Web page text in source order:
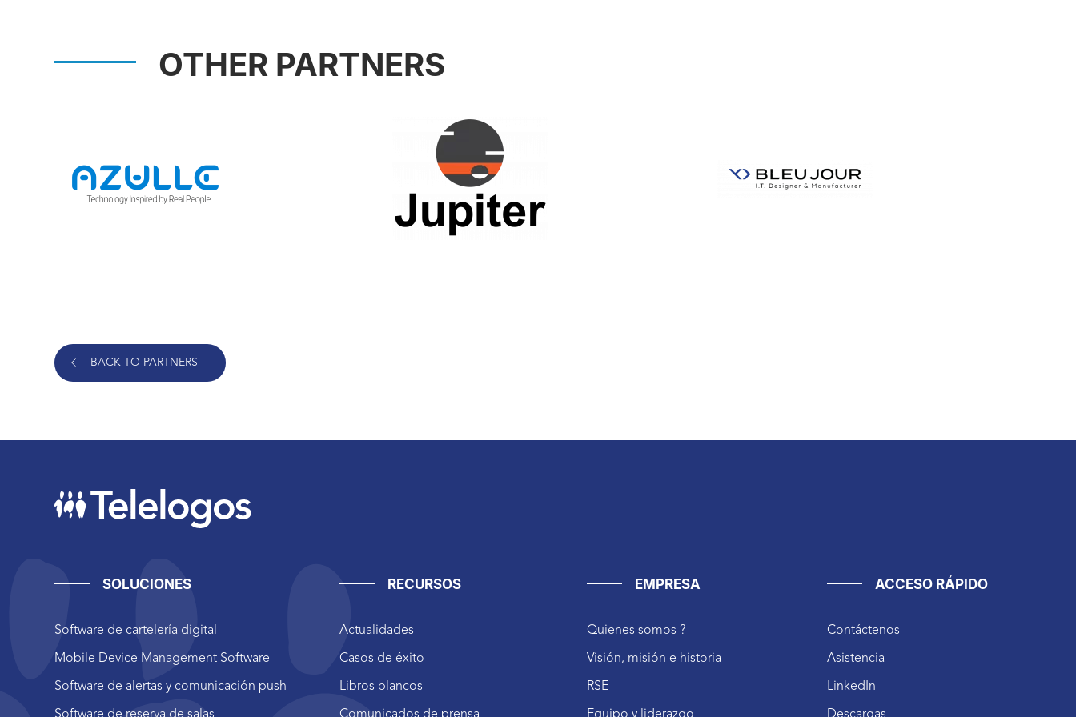
OTHER PARTNERS
BACK TO PARTNERS
SOLUCIONES
Software de cartelería digital
Mobile Device Management Software
Software de alertas y comunicación push
RECURSOS
Actualidades
Casos de éxito
Libros blancos
EMPRESA
Quienes somos ?
Visión, misión e historia
RSE
ACCESO RÁPIDO
Contáctenos
Asistencia
LinkedIn